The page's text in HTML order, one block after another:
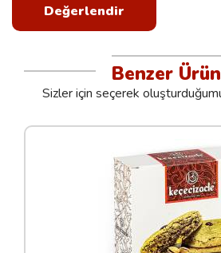
Değerlendir
Benzer
Sizler için seçerek